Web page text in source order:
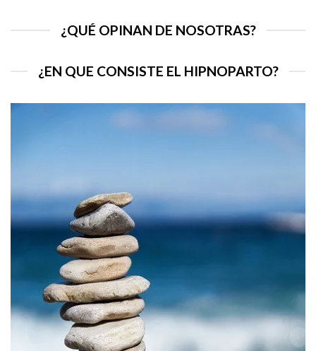
¿QUÉ OPINAN DE NOSOTRAS?
¿EN QUE CONSISTE EL HIPNOPARTO?